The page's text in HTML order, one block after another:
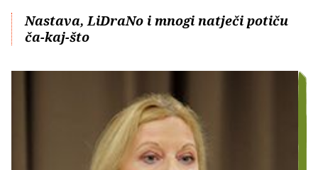
Nastava, LiDraNo i mnogi natječi potiču
ča-kaj-što